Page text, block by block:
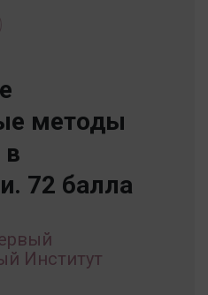
методы
72 балла
Институт